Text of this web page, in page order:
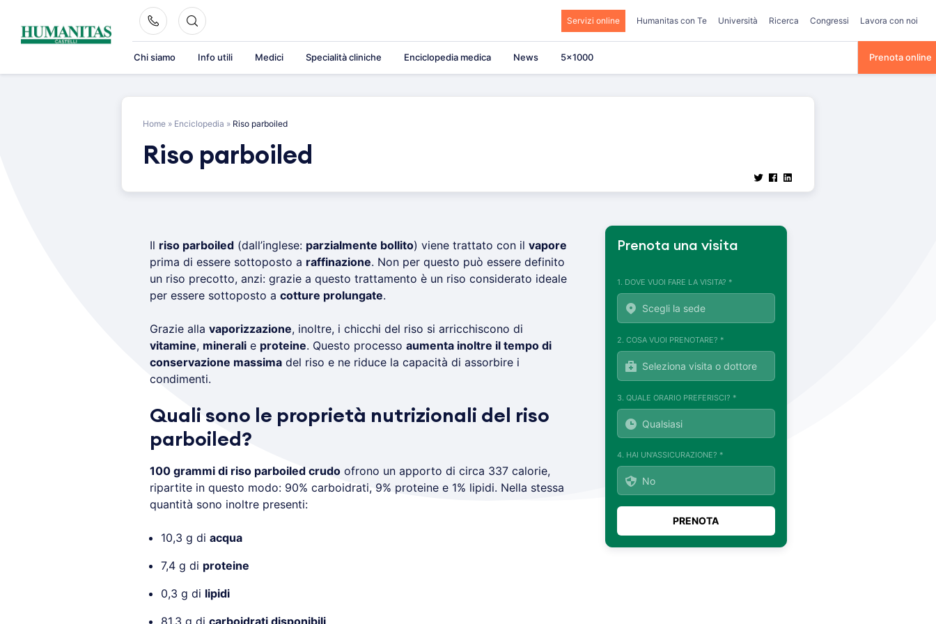
content
Servizi online Humanitas con Te Università Ricerca Congressi Lavora con noi
Chi siamo Info utili Medici Specialità cliniche Enciclopedia medica News 5×1000 Prenota online
Home » Enciclopedia » Riso parboiled
Riso parboiled
Il riso parboiled(dall’inglese: parzialmente bollito) viene trattato con il vapore
prima di essere sottoposto a raffinazione. Non per questo può essere definito
un riso precotto, anzi: grazie a questo trattamento è un riso considerato ideale
per essere sottoposto a cotture prolungate.
Grazie alla vaporizzazione, inoltre, i chicchi del riso si arricchiscono di
vitamine, mineralie proteine. Questo processo aumenta inoltre il tempo di
conservazione massimadel riso e ne riduce la capacità di assorbire i
condimenti.
Quali sono le proprietà nutrizionali del riso
parboiled?
100 grammi di riso parboiled crudoofrono un apporto di circa 337 calorie,
ripartite in questo modo: 90% carboidrati, 9% proteine e 1% lipidi. Nella stessa
quantità sono inoltre presenti:
10,3 g di acqua
7,4 g di proteine
0,3 g di lipidi
81,3 g di carboidrati disponibili
Prenota una visita
1. DOVE VUOI FARE LA VISITA? *
2. COSA VUOI PRENOTARE? *
3. QUALE ORARIO PREFERISCI? *
4. HAI UN'ASSICURAZIONE? *